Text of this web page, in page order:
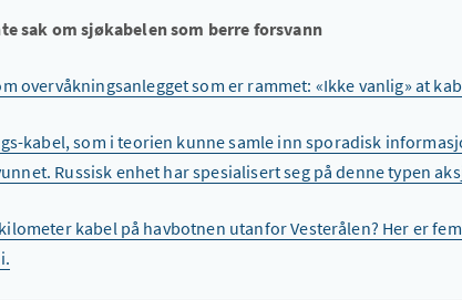
sak om sjøkabelen som berre forsvann
overvåkningsanlegget som er rammet: «Ikke vanlig» at
kabel, som i teorien kunne samle inn sporadisk
Russisk enhet har spesialisert seg på denne typen
kabel på havbotnen utanfor Vesterålen? Her er